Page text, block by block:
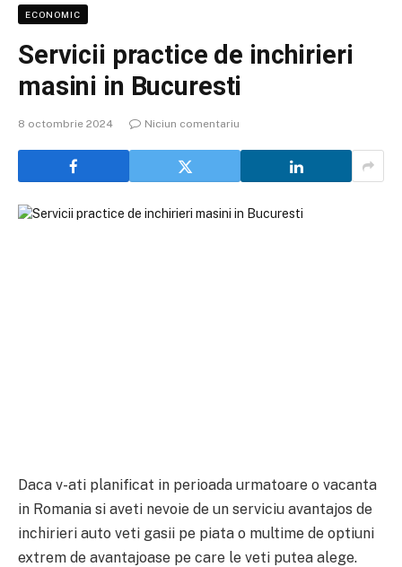
ECONOMIC
Servicii practice de inchirieri
masini in Bucuresti
8 octombrie 2024 Niciun comentariu
Daca v-ati planificat in perioada urmatoare o vacanta
in Romania si aveti nevoie de un serviciu avantajos de
inchirieri auto veti gasii pe piata o multime de optiuni
extrem de avantajoase pe care le veti putea alege.